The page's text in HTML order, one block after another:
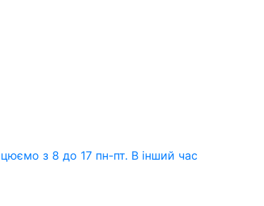
з 8 до 17 пн-пт. В інший час